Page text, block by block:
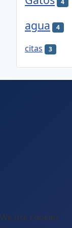
4
agua 4
citas 3
We use cookies